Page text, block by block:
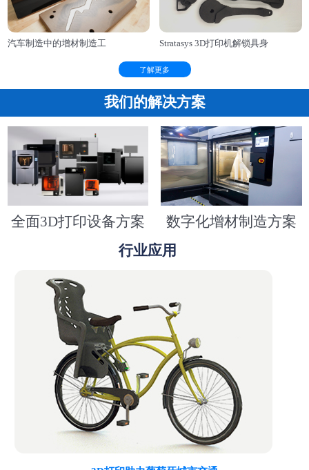
汽车制造中的增材制造工 Stratasys 3D打印机解锁具身
了解更多
我们的解决方案
全面3D打印设备方案
数字化增材制造方案
行业应用